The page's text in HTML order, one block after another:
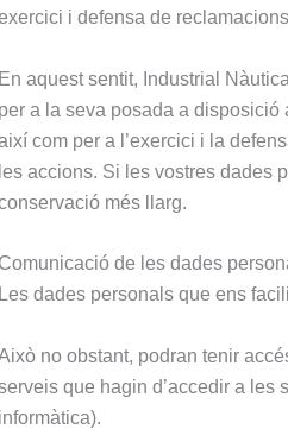
i defensa de
En aquest sentit, Industrial
per a la seva posada a
com per a l’exercici i la
les accions. Si les vostres dades
més llarg.
Comunicació de les dades
Les dades personals que ens
no obstant, podran tenir
que hagin d’accedir a les
informàtica).